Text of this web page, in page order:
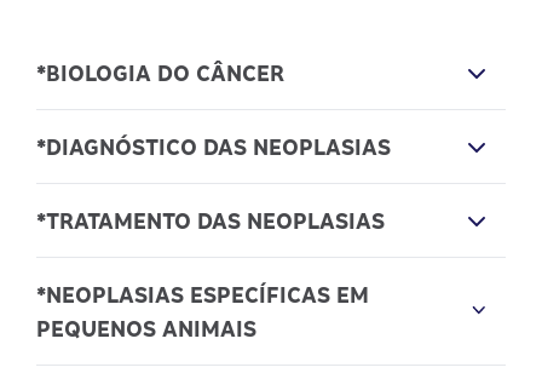
*BIOLOGIA DO CÂNCER
Genética básica
Imunologia das neoplasias
Síndromes paraneoplásicas
*DIAGNÓSTICO DAS NEOPLASIAS
Diagnóstico citológico
biópsia
Exames laboratoriais
*TRATAMENTO DAS NEOPLASIAS
mecanismo de ação e manipulação dos
quimioterápicos
*NEOPLASIAS ESPECÍFICAS EM
PEQUENOS ANIMAIS